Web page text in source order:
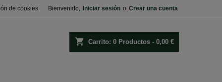
Bienvenido, Iniciar sesión o Crear una cuenta
de cookies
shopping_cart Carrito: 0 Productos - 0,00 €